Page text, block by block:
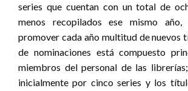
series que cuentan con un total de
menos recopilados ese mismo
promover cada año multitud de nuevos
de nominaciones está compuesto
miembros del personal de las
inicialmente por cinco series y los